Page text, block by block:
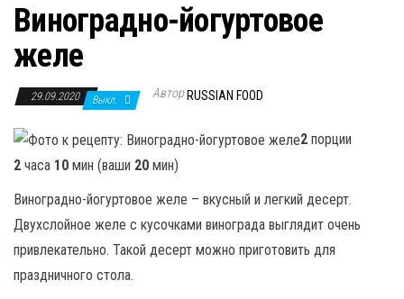
Виноградно-йогуртовое
желе
29.09.2020 Выкл. Автор RUSSIAN FOOD
2 порции
2 часа 10 мин (ваши 20 мин)
Виноградно-йогуртовое желе – вкусный и легкий десерт.
Двухслойное желе с кусочками винограда выглядит очень
привлекательно. Такой десерт можно приготовить для
праздничного стола.